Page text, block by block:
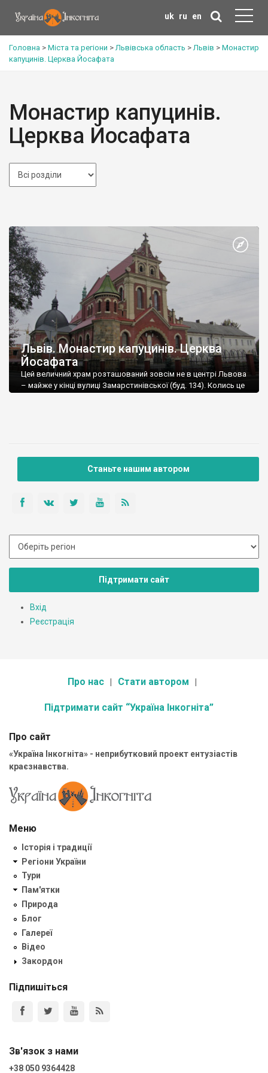
uk ru en
Головна > Міста та регіони >Львівська область >Львів > Монастир
капуцинів. Церква Йосафата
Монастир капуцинів.
Церква Йосафата
Львів. Монастир капуцинів. Церква
Йосафата
Цей величний храм розташований зовсім не в центрі Львова
– майже у кінці вулиці Замарстинівської (буд. 134). Колись це
Станьте нашим автором
Підтримати сайт
Вхід
Реєстрація
Про нас Стати автором
Підтримати сайт “Україна Інкогніта”
Про сайт
«Україна Інкогніта» - неприбутковий проект ентузіастів
краєзнавства.
Меню
Історія і традиції
Регіони України
Тури
Пам'ятки
Природа
Блог
Галереї
Відео
Закордон
Підпишіться
Зв'язок з нами
+38 050 9364428